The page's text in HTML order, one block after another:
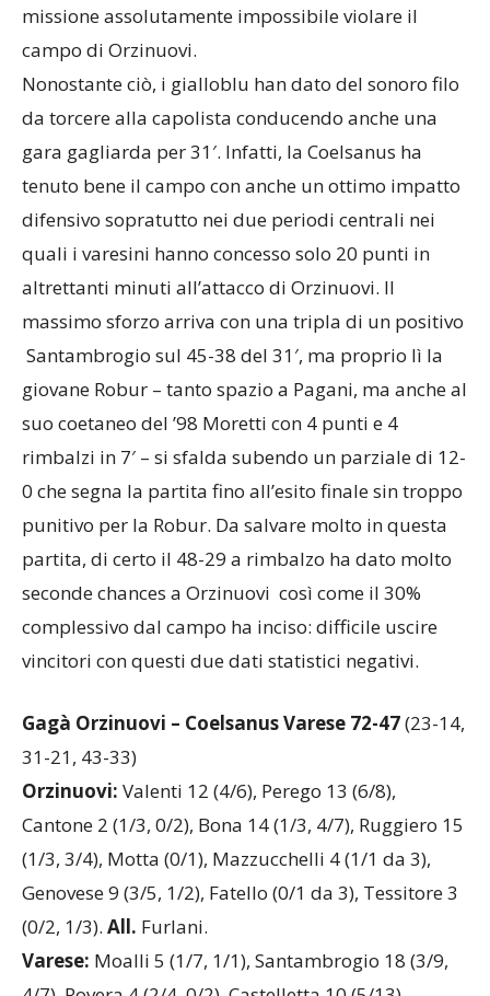
missione assolutamente impossibile violare il
campo di Orzinuovi.
Nonostante ciò, i gialloblu han dato del sonoro filo
da torcere alla capolista conducendo anche una
gara gagliarda per 31′. Infatti, la Coelsanus ha
tenuto bene il campo con anche un ottimo impatto
difensivo sopratutto nei due periodi centrali nei
quali i varesini hanno concesso solo 20 punti in
altrettanti minuti all’attacco di Orzinuovi. Il
massimo sforzo arriva con una tripla di un positivo
Santambrogio sul 45-38 del 31′, ma proprio lì la
giovane Robur – tanto spazio a Pagani, ma anche al
suo coetaneo del ’98 Moretti con 4 punti e 4
rimbalzi in 7′ – si sfalda subendo un parziale di 12-
0 che segna la partita fino all’esito finale sin troppo
punitivo per la Robur. Da salvare molto in questa
partita, di certo il 48-29 a rimbalzo ha dato molto
seconde chances a Orzinuovi così come il 30%
complessivo dal campo ha inciso: difficile uscire
vincitori con questi due dati statistici negativi.
Gagà Orzinuovi – Coelsanus Varese 72-47(23-14,
31-21, 43-33)
Orzinuovi: Valenti 12 (4/6), Perego 13 (6/8),
Cantone 2 (1/3, 0/2), Bona 14 (1/3, 4/7), Ruggiero 15
(1/3, 3/4), Motta (0/1), Mazzucchelli 4 (1/1 da 3),
Genovese 9 (3/5, 1/2), Fatello (0/1 da 3), Tessitore 3
(0/2, 1/3). All. Furlani.
Varese: Moalli 5 (1/7, 1/1), Santambrogio 18 (3/9,